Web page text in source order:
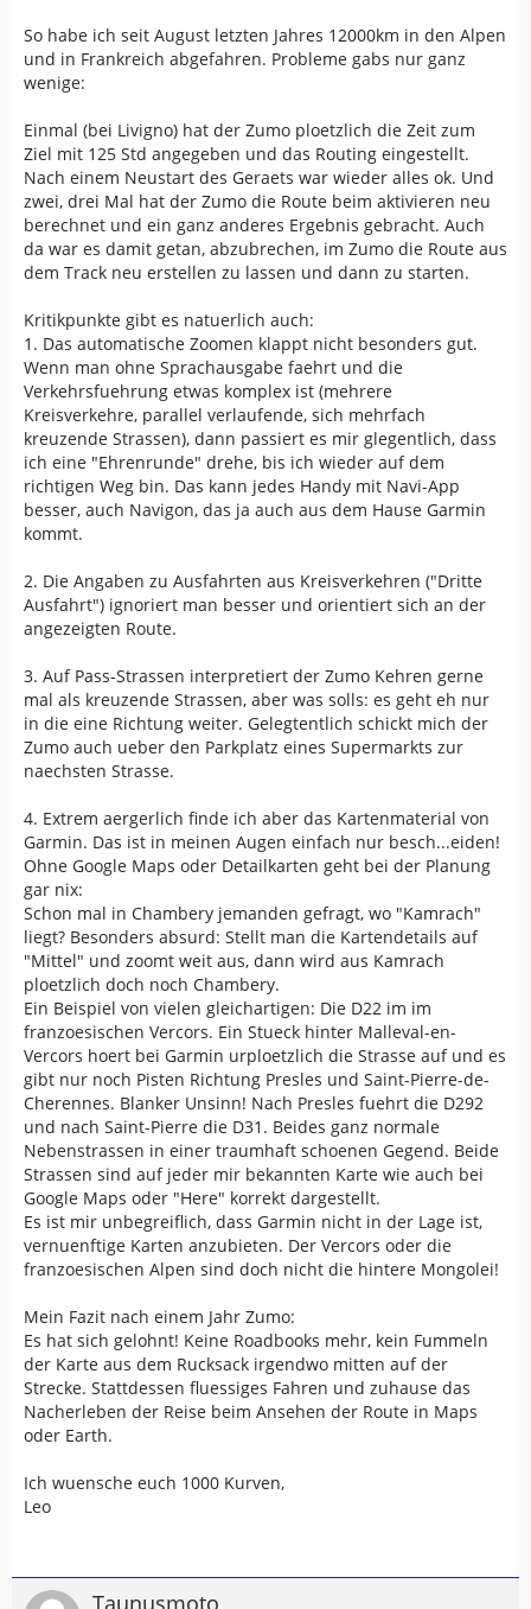
So habe ich seit August letzten Jahres 12000km in den Alpen
und in Frankreich abgefahren. Probleme gabs nur ganz
wenige:
Einmal (bei Livigno) hat der Zumo ploetzlich die Zeit zum
Ziel mit 125 Std angegeben und das Routing eingestellt.
Nach einem Neustart des Geraets war wieder alles ok. Und
zwei, drei Mal hat der Zumo die Route beim aktivieren neu
berechnet und ein ganz anderes Ergebnis gebracht. Auch
da war es damit getan, abzubrechen, im Zumo die Route aus
dem Track neu erstellen zu lassen und dann zu starten.
Kritikpunkte gibt es natuerlich auch:
1. Das automatische Zoomen klappt nicht besonders gut.
Wenn man ohne Sprachausgabe faehrt und die
Verkehrsfuehrung etwas komplex ist (mehrere
Kreisverkehre, parallel verlaufende, sich mehrfach
kreuzende Strassen), dann passiert es mir glegentlich, dass
ich eine "Ehrenrunde" drehe, bis ich wieder auf dem
richtigen Weg bin. Das kann jedes Handy mit Navi-App
besser, auch Navigon, das ja auch aus dem Hause Garmin
kommt.
2. Die Angaben zu Ausfahrten aus Kreisverkehren ("Dritte
Ausfahrt") ignoriert man besser und orientiert sich an der
angezeigten Route.
3. Auf Pass-Strassen interpretiert der Zumo Kehren gerne
mal als kreuzende Strassen, aber was solls: es geht eh nur
in die eine Richtung weiter. Gelegtentlich schickt mich der
Zumo auch ueber den Parkplatz eines Supermarkts zur
naechsten Strasse.
4. Extrem aergerlich finde ich aber das Kartenmaterial von
Garmin. Das ist in meinen Augen einfach nur besch...eiden!
Ohne Google Maps oder Detailkarten geht bei der Planung
gar nix:
Schon mal in Chambery jemanden gefragt, wo "Kamrach"
liegt? Besonders absurd: Stellt man die Kartendetails auf
"Mittel" und zoomt weit aus, dann wird aus Kamrach
ploetzlich doch noch Chambery.
Ein Beispiel von vielen gleichartigen: Die D22 im im
franzoesischen Vercors. Ein Stueck hinter Malleval-en-
Vercors hoert bei Garmin urploetzlich die Strasse auf und es
gibt nur noch Pisten Richtung Presles und Saint-Pierre-de-
Cherennes. Blanker Unsinn! Nach Presles fuehrt die D292
und nach Saint-Pierre die D31. Beides ganz normale
Nebenstrassen in einer traumhaft schoenen Gegend. Beide
Strassen sind auf jeder mir bekannten Karte wie auch bei
Google Maps oder "Here" korrekt dargestellt.
Es ist mir unbegreiflich, dass Garmin nicht in der Lage ist,
vernuenftige Karten anzubieten. Der Vercors oder die
franzoesischen Alpen sind doch nicht die hintere Mongolei!
Mein Fazit nach einem Jahr Zumo:
Es hat sich gelohnt! Keine Roadbooks mehr, kein Fummeln
der Karte aus dem Rucksack irgendwo mitten auf der
Strecke. Stattdessen fluessiges Fahren und zuhause das
Nacherleben der Reise beim Ansehen der Route in Maps
oder Earth.
Ich wuensche euch 1000 Kurven,
Leo
Taunusmoto